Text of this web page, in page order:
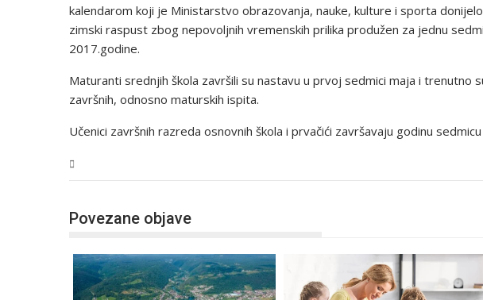
kalendarom koji je Ministarstvo obrazovanja, nauke, kulture i sporta
zimski raspust zbog nepovoljnih vremenskih prilika produžen za jednu
2017.godine.
Maturanti srednjih škola završili su nastavu u prvoj sedmici maja i trenutno
završnih, odnosno maturskih ispita.
Učenici završnih razreda osnovnih škola i prvačići završavaju godinu
Povezane objave